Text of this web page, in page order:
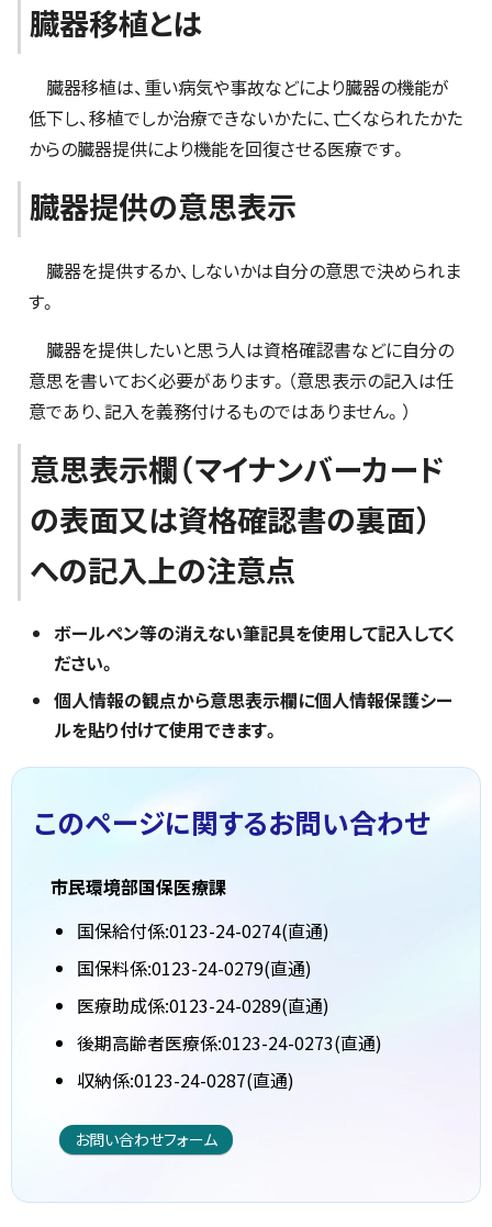
臓器移植とは
臓器移植は、重い病気や事故などにより臓器の機能が
低下し、移植でしか治療できないかたに、亡くなられたかた
からの臓器提供により機能を回復させる医療です。
臓器提供の意思表示
臓器を提供するか、しないかは自分の意思で決められま
す。
臓器を提供したいと思う人は資格確認書などに自分の
意思を書いておく必要があります。（意思表示の記入は任
意であり、記入を義務付けるものではありません。）
意思表示欄（マイナンバーカード
の表面又は資格確認書の裏面）
への記入上の注意点
ボールペン等の消えない筆記具を使用して記入してく
ださい。
個人情報の観点から意思表示欄に個人情報保護シー
ルを貼り付けて使用できます。
このページに関するお問い合わせ
市民環境部国保医療課
国保給付係:0123-24-0274(直通)
国保料係:0123-24-0279(直通)
医療助成係:0123-24-0289(直通)
後期高齢者医療係:0123-24-0273(直通)
収納係:0123-24-0287(直通)
お問い合わせフォーム